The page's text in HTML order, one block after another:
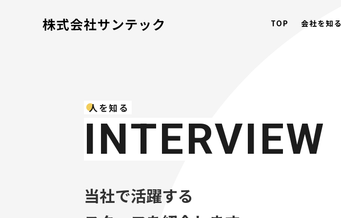
TOP 会社を知る
人を知る
INTERVIEW
当社で活躍する